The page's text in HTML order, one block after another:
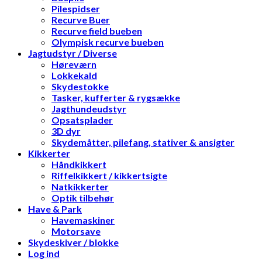
Pilespidser
Recurve Buer
Recurve field bueben
Olympisk recurve bueben
Jagtudstyr / Diverse
Høreværn
Lokkekald
Skydestokke
Tasker, kufferter & rygsække
Jagthundeudstyr
Opsatsplader
3D dyr
Skydemåtter, pilefang, stativer & ansigter
Kikkerter
Håndkikkert
Riffelkikkert / kikkertsigte
Natkikkerter
Optik tilbehør
Have & Park
Havemaskiner
Motorsave
Skydeskiver / blokke
Log ind